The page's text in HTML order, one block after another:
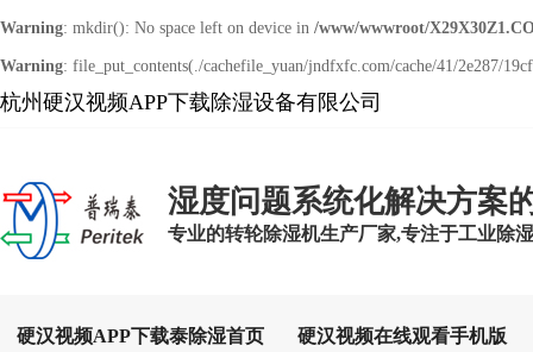
Warning: mkdir(): No space left on device in /www/wwwroot/
Warning: file_put_contents(./cachefile_yuan/jndfxfc.com/cache/41/2e287/
杭州硬汉视频APP下载除湿设备有限公司
湿度问题系统化解决方案
专业的转轮除湿机生产厂家,专注于工业除
硬汉视频APP下载泰除湿首页 硬汉视频在线观看手机版